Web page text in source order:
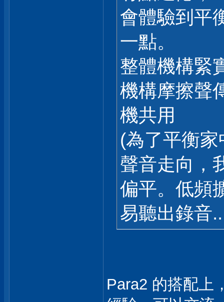
會體驗到平
一點。
整體機構緊
機構摩擦聲
機共用
(為了平衡
聲音走向，
偏平。低頻
易聽出錄音
Para2 的搭配上